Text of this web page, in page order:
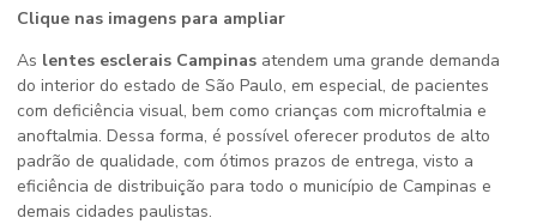
Clique nas imagens para ampliar
As lentes esclerais Campinas atendem uma grande demanda
do interior do estado de São Paulo, em especial, de pacientes
com deficiência visual, bem como crianças com microftalmia e
anoftalmia. Dessa forma, é possível oferecer produtos de alto
padrão de qualidade, com ótimos prazos de entrega, visto a
eficiência de distribuição para todo o município de Campinas e
demais cidades paulistas.